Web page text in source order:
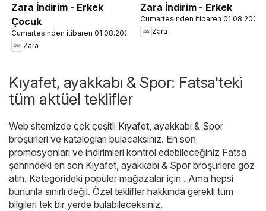
Zara İndirim - Erkek
Çocuk
Cumartesinden itibaren 01.08.2026
Zara
Zara İndirim - Erkek
Cumartesinden itibaren 01.08.2026
Zara
Kıyafet, ayakkabı & Spor: Fatsa'teki
tüm aktüel teklifler
Web sitemizde çok çeşitli Kıyafet, ayakkabı & Spor
broşürleri ve katalogları bulacaksınız. En son
promosyonları ve indirimleri kontrol edebileceğiniz Fatsa
şehrindeki en son Kıyafet, ayakkabı & Spor broşürlere göz
atın. Kategorideki popüler mağazalar için . Ama hepsi
bununla sınırlı değil. Özel teklifler hakkında gerekli tüm
bilgileri tek bir yerde bulabileceksiniz.